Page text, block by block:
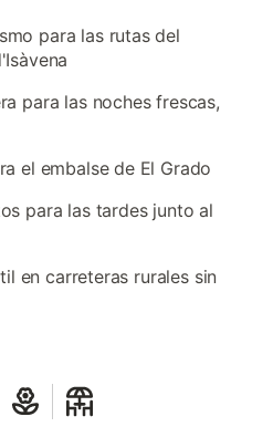
para las rutas del
para las noches frescas,
el embalse de El Grado
para las tardes junto al
en carreteras rurales sin